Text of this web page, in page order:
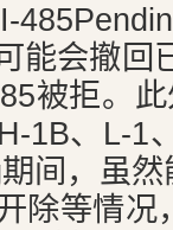
能会撤回
被拒。
1B、L-1
间，虽
除等情